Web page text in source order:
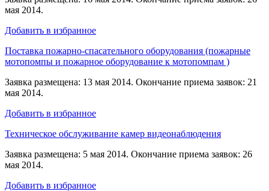
мая 2014.
Добавить в избранное
Поставка пожарно-спасательного оборудования (пожарные
мотопомпы и пожарное оборудование к мотопомпам )
Заявка размещена: 13 мая 2014. Окончание приема заявок: 21
мая 2014.
Добавить в избранное
Техническое обслуживание камер видеонаблюдения
Заявка размещена: 5 мая 2014. Окончание приема заявок: 26
мая 2014.
Добавить в избранное